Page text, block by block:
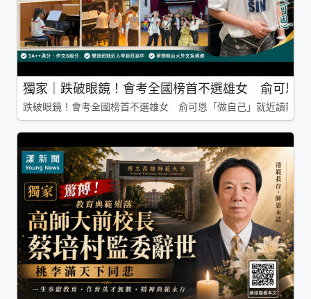
獨家｜跌破眼鏡！會考全國榜首不選雄女 俞可恩
跌破眼鏡！會考全國榜首不選雄女 俞可恩「做自己」就近讀新莊